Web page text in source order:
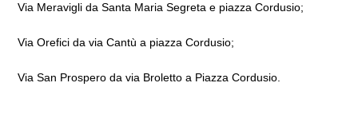
Via Meravigli da Santa Maria Segreta e piazza Cordusio;
Via Orefici da via Cantù a piazza Cordusio;
Via San Prospero da via Broletto a Piazza Cordusio.